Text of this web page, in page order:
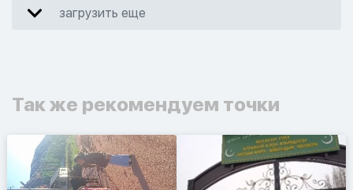
загрузить еще
Так же рекомендуем точки